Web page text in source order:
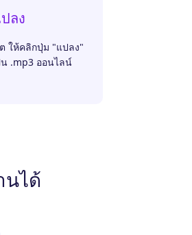
ลง
ให้คลิกปุ่ม "แปลง"
น .mp3 ออนไลน์
นได้